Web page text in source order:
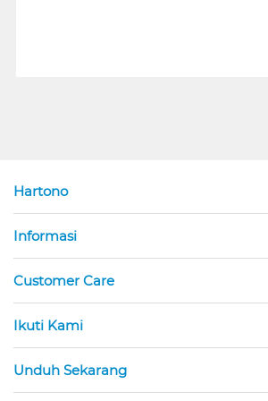
Hartono
Informasi
Customer Care
Ikuti Kami
Unduh Sekarang